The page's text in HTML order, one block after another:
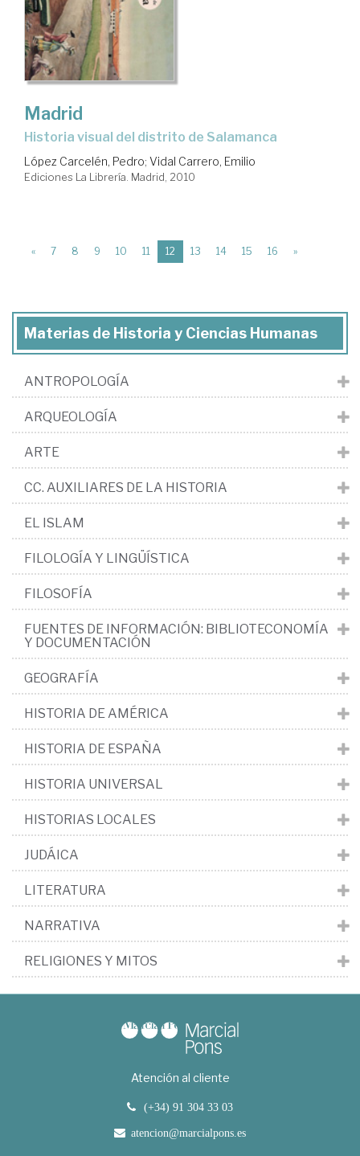
Madrid
historia visual del distrito de Salamanca
López Carcelén, Pedro; Vidal Carrero, Emilio
Ediciones La Librería. Madrid, 2010
« 7 8 9 10 11 12 (current)
13 14 15 16 »
Materias de Historia y Ciencias Humanas
ANTROPOLOGÍA
ARQUEOLOGÍA
ARTE
CC. AUXILIARES DE LA HISTORIA
EL ISLAM
FILOLOGÍA Y LINGÜÍSTICA
FILOSOFÍA
FUENTES DE INFORMACIÓN: BIBLIOTECONOMÍA
Y DOCUMENTACIÓN
GEOGRAFÍA
HISTORIA DE AMÉRICA
HISTORIA DE ESPAÑA
HISTORIA UNIVERSAL
HISTORIAS LOCALES
JUDÁICA
LITERATURA
NARRATIVA
RELIGIONES Y MITOS
Atención al cliente
(+34) 91 304 33 03
atencion@marcialpons.es